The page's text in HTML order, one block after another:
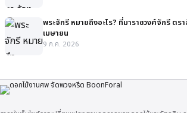
พระจักรี หมายถึงอะไร? ที่มาราชวงศ์จักรี ตร
เมษายน
9 ก.ค. 2026